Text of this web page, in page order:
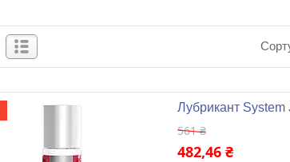
Лубрикант System
561 ₴
482,46 ₴